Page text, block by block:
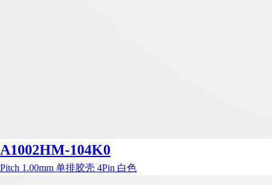
A1002HM-104K0
Pitch 1.00mm 单排胶壳 4Pin 白色